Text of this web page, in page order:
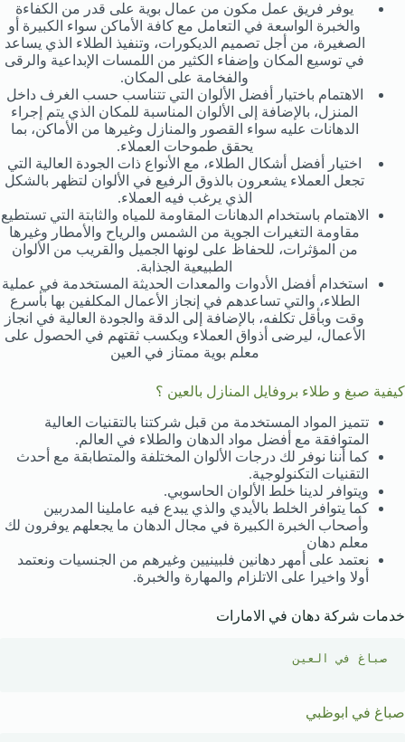
يوفر فريق عمل مكون من عمال بوية على قدر من الكفاءة
والخبرة الواسعة في التعامل مع كافة الأماكن سواء الكبيرة أو
الصغيرة، من أجل تصميم الديكورات، وتنفيذ الطلاء الذي يساعد
في توسيع المكان وإضفاء الكثير من اللمسات الإبداعية والرقى
والفخامة على المكان.
الاهتمام باختيار أفضل الألوان التي تتناسب حسب الغرف داخل
المنزل، بالإضافة إلى الألوان المناسبة للمكان الذي يتم إجراء
الدهانات عليه سواء القصور والمنازل وغيرها من الأماكن، بما
يحقق طموحات العملاء.
اختيار أفضل أشكال الطلاء، مع الأنواع ذات الجودة العالية التي
تجعل العملاء يشعرون بالذوق الرفيع في الألوان لتظهر بالشكل
الذي يرغب فيه العملاء.
الاهتمام باستخدام الدهانات المقاومة للمياه والثابتة التي تستطيع
مقاومة التغيرات الجوية من الشمس والرياح والأمطار وغيرها
من المؤثرات، للحفاظ على لونها الجميل والقريب من الألوان
الطبيعية الجذابة.
استخدام أفضل الأدوات والمعدات الحديثة المستخدمة في عملية
الطلاء، والتي تساعدهم في إنجاز الأعمال المكلفين بها بأسرع
وقت وبأقل تكلفه، بالإضافة إلى الدقة والجودة العالية في انجاز
الأعمال، ليرضى أذواق العملاء ويكسب ثقتهم في الحصول على
معلم بوية ممتاز في العين
كيفية صبغ و طلاء بروفايل المنازل بالعين ؟
تتميز المواد المستخدمة من قبل شركتنا بالتقنيات العالية
المتوافقة مع أفضل مواد الدهان والطلاء في العالم.
كما أننا نوفر لك درجات الألوان المختلفة والمتطابقة مع أحدث
التقنيات التكنولوجية.
ويتوافر لدينا خلط الألوان الحاسوبي.
كما يتوافر الخلط بالأيدي والذي يبدع فيه عاملينا المدربين
وأصحاب الخبرة الكبيرة في مجال الدهان ما يجعلهم يوفرون لك
معلم دهان
نعتمد على أمهر دهانين فلبينيين وغيرهم من الجنسيات ونعتمد
أولا واخيرا على الاتلزام والمهارة والخبرة.
خدمات شركة دهان في الامارات
صباغ في العين
صباغ في ابوظبي